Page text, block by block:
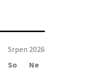
Srpen 2026
So
Ne